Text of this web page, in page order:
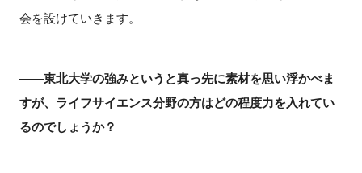
会を設けていきます。
――東北大学の強みというと真っ先に素材を思い浮かべま
すが、ライフサイエンス分野の方はどの程度力を入れてい
るのでしょうか？